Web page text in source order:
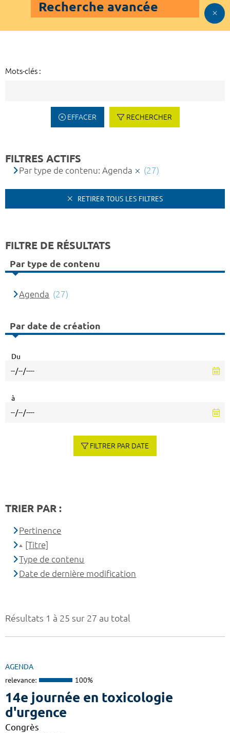
Recherche avancée
Mots-clés :
EFFACER RECHERCHER
Résultats 1 à 25 sur 27 au total
AGENDA
relevance: 100%
14e journée en toxicologie
d'urgence
Congrès
FILTRES ACTIFS
Par type de contenu: Agenda (27)
RETIRER TOUS LES FILTRES
FILTRE DE RÉSULTATS
Par type de contenu
Agenda (27)
Par date de création
Du
à
FILTRER PAR DATE
TRIER PAR :
Pertinence
[Titre]
Type de contenu
Date de dernière modification